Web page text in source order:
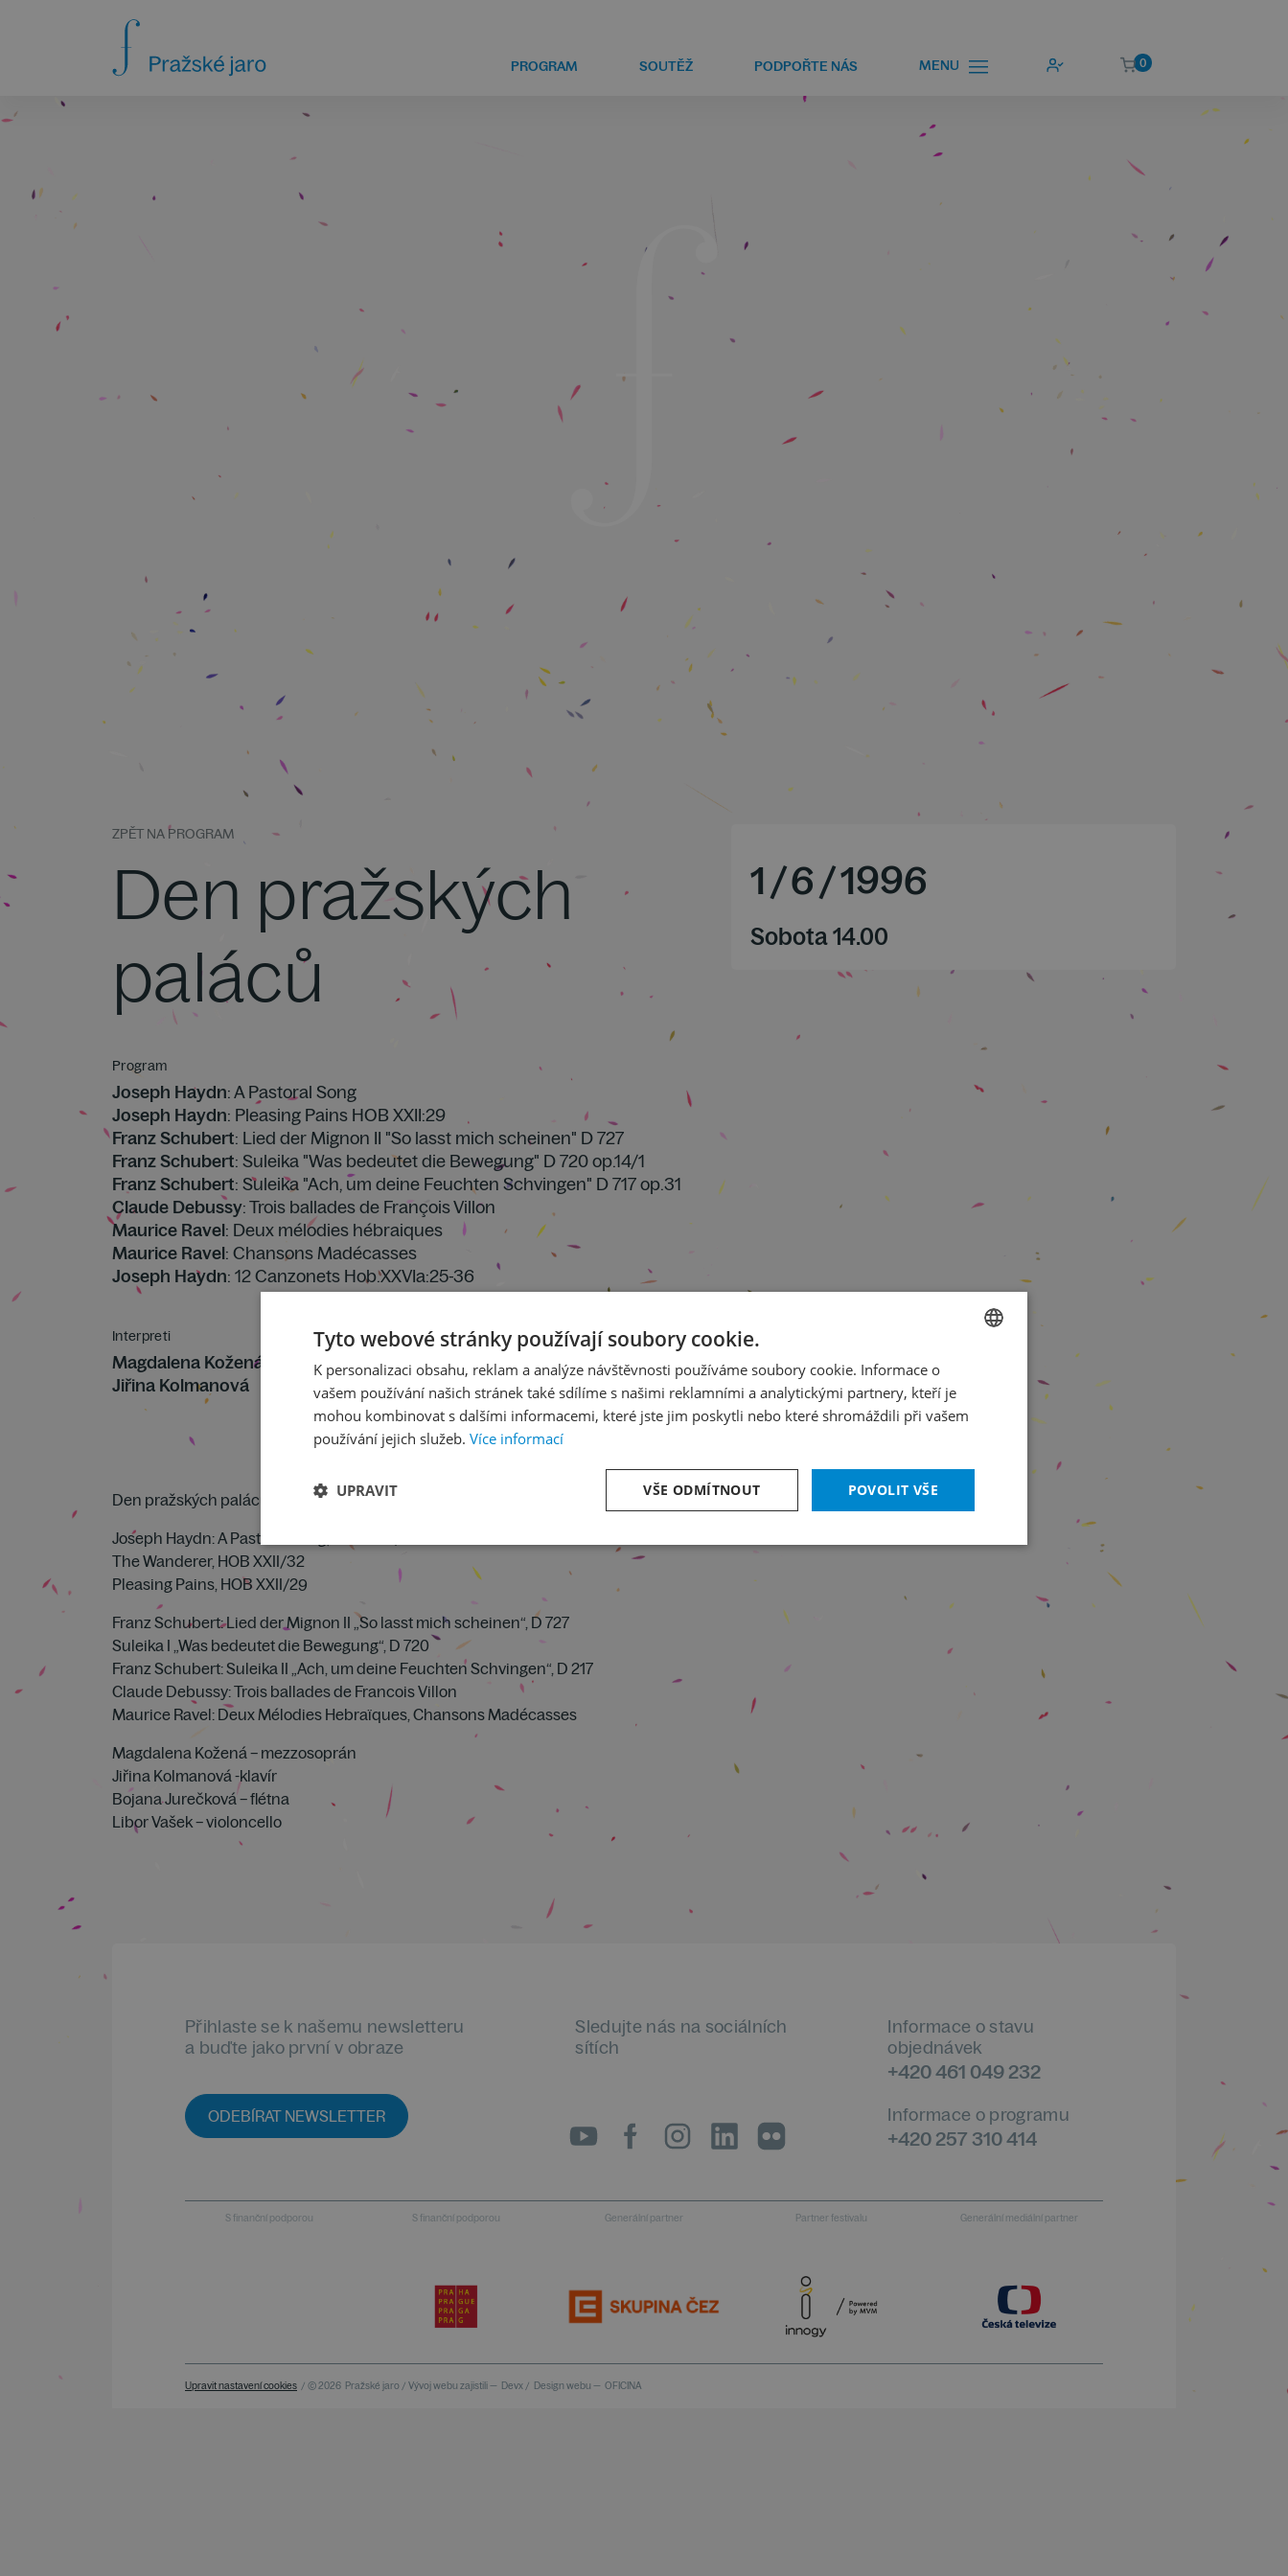
PROGRAM SOUTĚŽ PODPOŘTE NÁS MENU 0
ZPĚT NA PROGRAM
Den pražských
paláců
Program
Joseph Haydn: A Pastoral Song
Joseph Haydn: Pleasing Pains HOB XXII:29
Franz Schubert: Lied der Mignon II "So lasst mich scheinen" D 727
Franz Schubert: Suleika "Was bedeutet die Bewegung" D 720 op.14/1
Franz Schubert: Suleika "Ach, um deine Feuchten Schvingen" D 717 op.31
Claude Debussy: Trois ballades de François Villon
Maurice Ravel: Deux mélodies hébraiques
Maurice Ravel: Chansons Madécasses
Joseph Haydn: 12 Canzonets Hob.XXVIa:25-36
Interpreti
Magdalena Kožená
– mezzosoprán
Jiřina Kolmanová
1/6/1996
Sobota 14.00
Den pražských paláců
Joseph Haydn: A Pastoral Song, HOB XXII/27
The Wanderer, HOB XXII/32
Pleasing Pains, HOB XXII/29
Franz Schubert: Lied der Mignon II „So lasst mich scheinen“, D 727
Suleika I „Was bedeutet die Bewegung“, D 720
Franz Schubert: Suleika II „Ach, um deine Feuchten Schvingen“, D 217
Claude Debussy: Trois ballades de Francois Villon
Maurice Ravel: Deux Mélodies Hebraïques, Chansons Madécasses
Magdalena Kožená – mezzosoprán
Jiřina Kolmanová -klavír
Bojana Jurečková – flétna
Libor Vašek – violoncello
Přihlaste se k našemu newsletteru
a buďte jako první v obraze
ODEBÍRAT NEWSLETTER
Sledujte nás na sociálních
sítích
Informace o stavu
objednávek
+420 461 049 232
Informace o programu
+420 257 310 414
S finanční podporou S finanční podporou Generální partner Partner festivalu Generální mediální partner
Upravit nastavení cookies / © 2026 Pražské jaro / Vývoj webu zajistili — Devx / Design webu — OFICINA
ENGLISH
Tyto webové stránky používají soubory cookie.
K personalizaci obsahu, reklam a analýze návštěvnosti používáme soubory cookie. Informace o
vašem používání našich stránek také sdílíme s našimi reklamními a analytickými partnery, kteří je
mohou kombinovat s dalšími informacemi, které jste jim poskytli nebo které shromáždili při vašem
používání jejich služeb. Více informací
POVOLIT VŠE
VŠE ODMÍTNOUT
UPRAVIT